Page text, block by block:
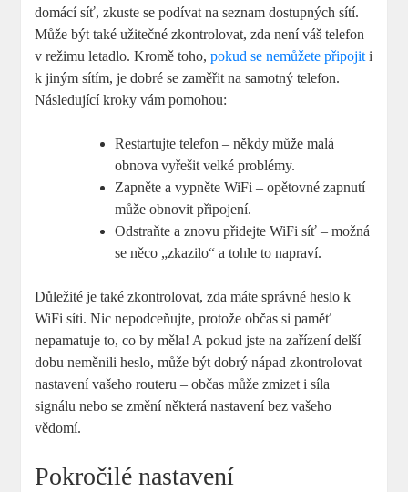
domácí síť, zkuste se podívat na seznam dostupných sítí.
Může být také užitečné zkontrolovat, zda není váš telefon
v režimu letadlo. Kromě toho,pokud se nemůžete připojit i
k jiným sítím, je dobré se zaměřit na samotný telefon.
Následující kroky vám pomohou:
Restartujte telefon – někdy může malá
obnova vyřešit velké problémy.
Zapněte a vypněte WiFi – opětovné zapnutí
může obnovit připojení.
Odstraňte a znovu přidejte WiFi síť – možná
se něco „zkazilo“ a tohle to napraví.
Důležité je také zkontrolovat, zda máte správné heslo k
WiFi síti. Nic nepodceňujte, protože občas si paměť
nepamatuje to, co by měla! A pokud jste na zařízení delší
dobu neměnili heslo, může být dobrý nápad zkontrolovat
nastavení vašeho routeru – občas může zmizet i síla
signálu nebo se změní některá nastavení bez vašeho
vědomí.
Pokročilé nastavení